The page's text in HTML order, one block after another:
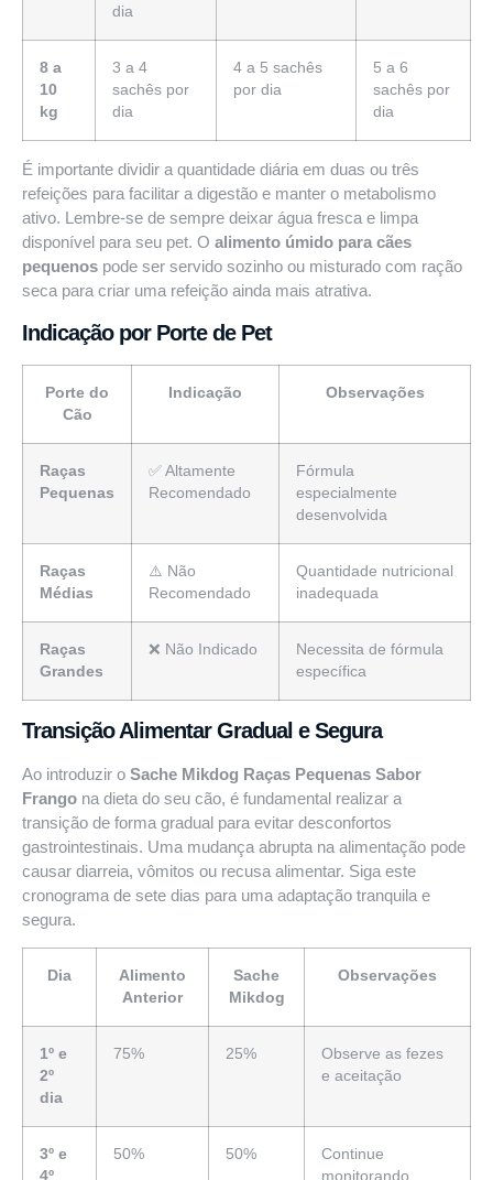
dia
8 a
10
kg
3 a 4
sachês por
dia
4 a 5 sachês
por dia
5 a 6
sachês por
dia
É importante dividir a quantidade diária em duas ou três
refeições para facilitar a digestão e manter o metabolismo
ativo. Lembre-se de sempre deixar água fresca e limpa
disponível para seu pet. O alimento úmido para cães
pequenos pode ser servido sozinho ou misturado com ração
seca para criar uma refeição ainda mais atrativa.
Indicação por Porte de Pet
Porte do
Cão
Indicação Observações
Raças
Pequenas
✅ Altamente
Recomendado
Fórmula
especialmente
desenvolvida
Raças
Médias
⚠️ Não
Recomendado
Quantidade nutricional
inadequada
Raças
Grandes
❌ Não Indicado
Necessita de fórmula
específica
Transição Alimentar Gradual e Segura
Ao introduzir o Sache Mikdog Raças Pequenas Sabor
Frango na dieta do seu cão, é fundamental realizar a
transição de forma gradual para evitar desconfortos
gastrointestinais. Uma mudança abrupta na alimentação pode
causar diarreia, vômitos ou recusa alimentar. Siga este
cronograma de sete dias para uma adaptação tranquila e
segura.
Dia
Alimento
Anterior
Sache
Mikdog
Observações
1º e
2º
dia
75% 25%
Observe as fezes
e aceitação
3º e
4º
50% 50%
Continue
monitorando